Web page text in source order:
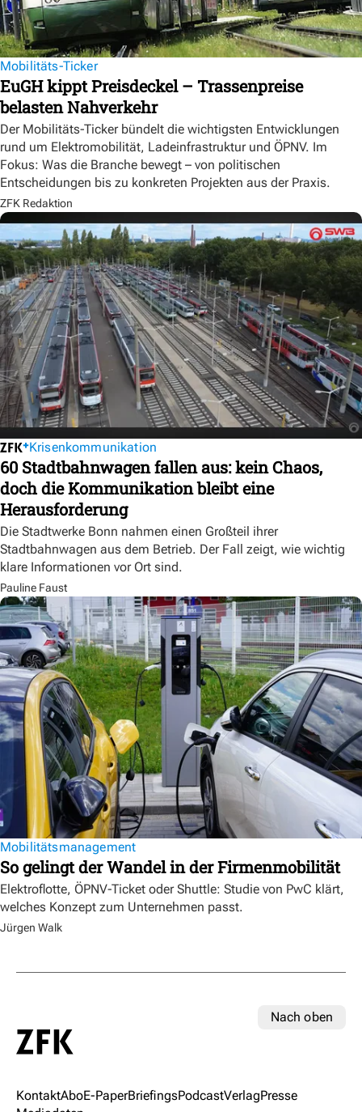
Mobilitäts-Ticker
EuGH kippt Preisdeckel – Trassenpreise
belasten Nahverkehr
Der Mobilitäts-Ticker bündelt die wichtigsten Entwicklungen
rund um Elektromobilität, Ladeinfrastruktur und ÖPNV. Im
Fokus: Was die Branche bewegt – von politischen
Entscheidungen bis zu konkreten Projekten aus der Praxis.
ZFK Redaktion
Krisenkommunikation
60 Stadtbahnwagen fallen aus: kein Chaos,
doch die Kommunikation bleibt eine
Herausforderung
Die Stadtwerke Bonn nahmen einen Großteil ihrer
Stadtbahnwagen aus dem Betrieb. Der Fall zeigt, wie wichtig
klare Informationen vor Ort sind.
Pauline Faust
Mobilitätsmanagement
So gelingt der Wandel in der Firmenmobilität
Elektroflotte, ÖPNV-Ticket oder Shuttle: Studie von PwC klärt,
welches Konzept zum Unternehmen passt.
Jürgen Walk
Nach oben
KontaktAboE-PaperBriefingsPodcastVerlagPresse